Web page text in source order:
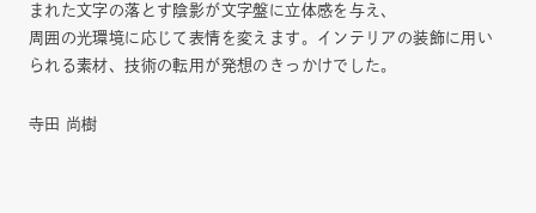
まれた文字の落とす陰影が文字盤に立体感を与え、
周囲の光環境に応じて表情を変えます。インテリアの装飾に用い
られる素材、技術の転用が発想のきっかけでした。
寺田 尚樹